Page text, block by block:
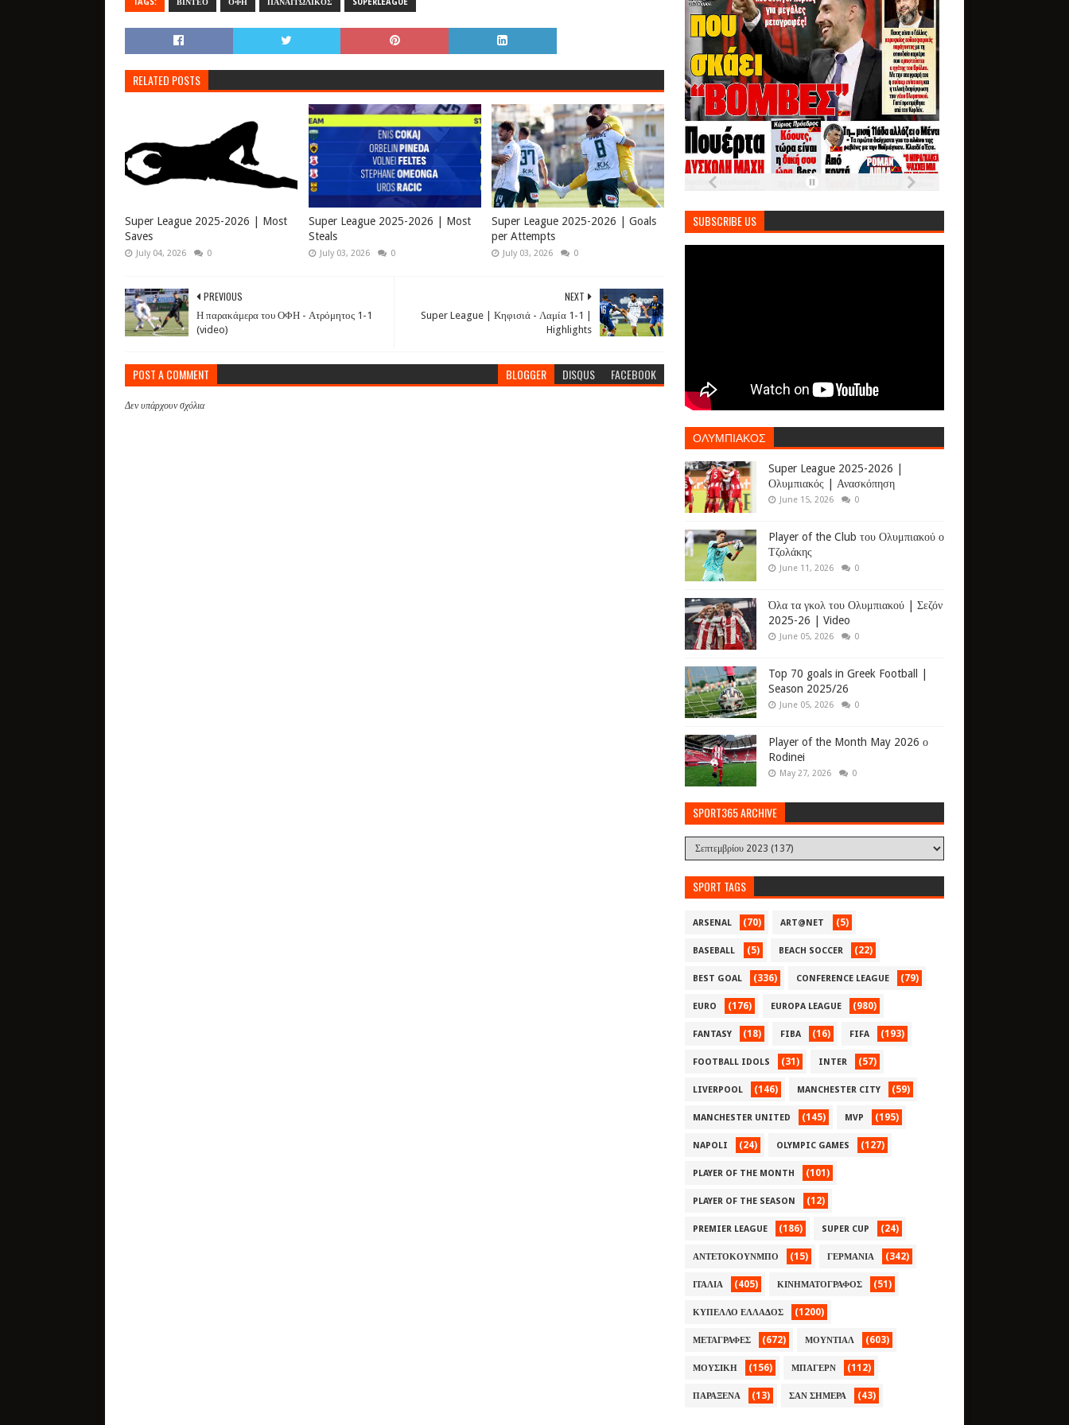
TAGS: ΒΙΝΤΕΟ ΟΦΗ ΠΑΝΑΙΤΩΛΙΚΟΣ SUPERLEAGUE
RELATED POSTS
Super League 2025-2026 | Most
Saves
July 04, 2026 0
Super League 2025-2026 | Most
Steals
July 03, 2026 0
Super League 2025-2026 | Goals
per Attempts
July 03, 2026 0
NEXT
Super League | Κηφισιά - Λαμία 1-1 |
Highlights
PREVIOUS
Η παρακάμερα του ΟΦΗ - Ατρόμητος 1-1
(video)
POST A COMMENT BLOGGER DISQUS FACEBOOK
Δεν υπάρχουν σχόλια
SUBSCRIBE US
ΟΛΥΜΠΙΑΚΟΣ
Super League 2025-2026 |
Ολυμπιακός | Ανασκόπηση
June 15, 2026 0
Player of the Club του Ολυμπιακού ο
Τζολάκης
June 11, 2026 0
Όλα τα γκολ του Ολυμπιακού | Σεζόν
2025-26 | Video
June 05, 2026 0
Top 70 goals in Greek Football |
Season 2025/26
June 05, 2026 0
Player of the Month May 2026 ο
Rodinei
May 27, 2026 0
SPORT365 ARCHIVE
SPORT TAGS
ARSENAL (70) ART@NET (5)
BASEBALL (5) BEACH SOCCER (22)
BEST GOAL (336) CONFERENCE LEAGUE (79)
EURO (176) EUROPA LEAGUE (980)
FANTASY (18) FIBA (16) FIFA (193)
FOOTBALL IDOLS (31) INTER (57)
LIVERPOOL (146) MANCHESTER CITY (59)
MANCHESTER UNITED (145) MVP (195)
NAPOLI (24) OLYMPIC GAMES (127)
PLAYER OF THE MONTH (101)
PLAYER OF THE SEASON (12)
PREMIER LEAGUE (186) SUPER CUP (24)
ΑΝΤΕΤΟΚΟΥΝΜΠΟ (15) ΓΕΡΜΑΝΙΑ (342)
ΙΤΑΛΙΑ (405) ΚΙΝΗΜΑΤΟΓΡΑΦΟΣ (51)
ΚΥΠΕΛΛΟ ΕΛΛΑΔΟΣ (1200)
ΜΕΤΑΓΡΑΦΕΣ (672) ΜΟΥΝΤΙΑΛ (603)
ΜΟΥΣΙΚΗ (156) ΜΠΑΓΕΡΝ (112)
ΠΑΡΑΞΕΝΑ (13) ΣΑΝ ΣΗΜΕΡΑ (43)